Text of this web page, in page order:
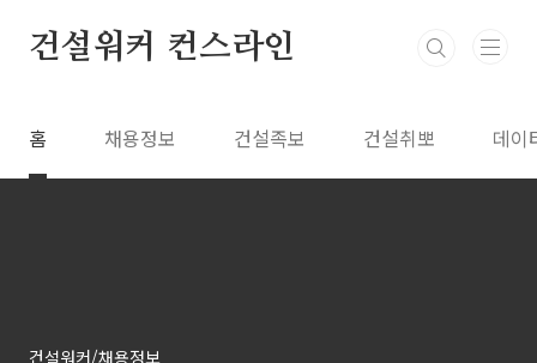
건설워커 컨스라인
홈 채용정보 건설족보 건설취뽀 데이
건설워커/채용정보